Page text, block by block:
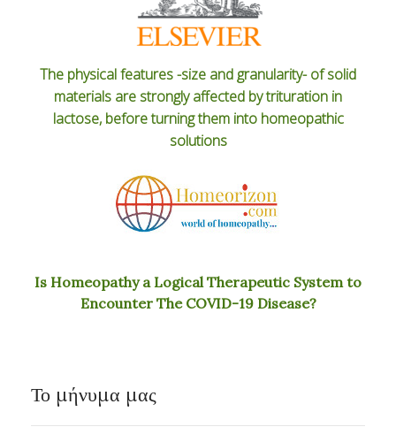
The physical features -size and granularity- of solid
materials are strongly affected by trituration in
lactose, before turning them into homeopathic
solutions
Is Homeopathy a Logical Therapeutic System to
Encounter The COVID-19 Disease?
Το μήνυμα μας